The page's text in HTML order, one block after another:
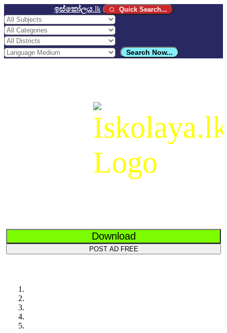
ඉස්කෝලය.lk Quick Search...
Search Now...
Download
POST AD FREE